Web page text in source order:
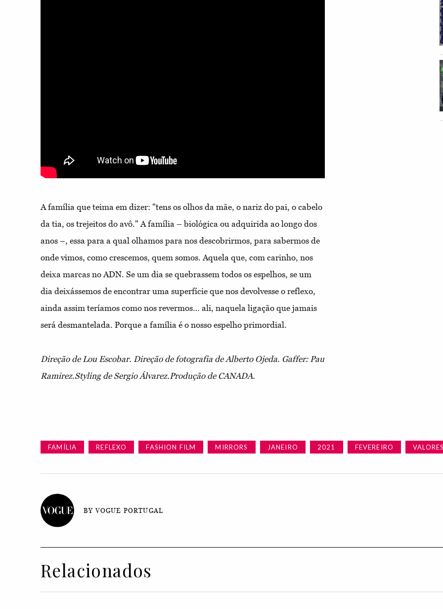
A família que teima em dizer: "tens os olhos da mãe, o nariz do pai, o cabelo
da tia, os trejeitos do avô." A família – biológica ou adquirida ao longo dos
anos –, essa para a qual olhamos para nos descobrirmos, para sabermos de
onde vimos, como crescemos, quem somos. Aquela que, com carinho, nos
deixa marcas no ADN. Se um dia se quebrassem todos os espelhos, se um
dia deixássemos de encontrar uma superfície que nos devolvesse o reflexo,
ainda assim teríamos como nos revermos… ali, naquela ligação que jamais
será desmantelada. Porque a família é o nosso espelho primordial.
Direção de Lou Escobar. Direção de fotografia de Alberto Ojeda. Gaffer: Pau
Ramirez.Styling de Sergio Álvarez.Produção de CANADA.
FAMÍLIA REFLEXO FASHION FILM MIRRORS JANEIRO 2021 FEVEREIRO VALORES
BY VOGUE PORTUGAL
Relacionados